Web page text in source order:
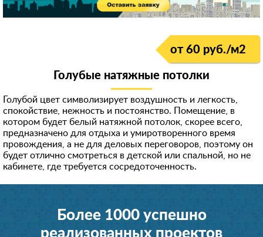
от 60 руб./м2
Голубые натяжные потолки
Голубой цвет символизирует воздушность и легкость,
спокойствие, нежность и постоянство. Помещение, в
котором будет белый натяжной потолок, скорее всего,
предназначено для отдыха и умиротворенного время
провождения, а не для деловых переговоров, поэтому он
будет отлично смотреться в детской или спальной, но не
кабинете, где требуется сосредоточенность.
Более 1000 успешно
реализованных проектов